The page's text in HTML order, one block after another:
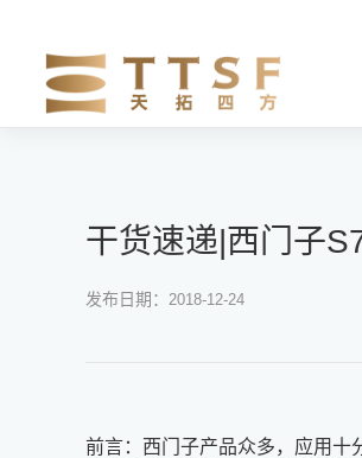
干货速递|西门子
发布日期： 2018-12-24
前言：西门子产品众多，应用十